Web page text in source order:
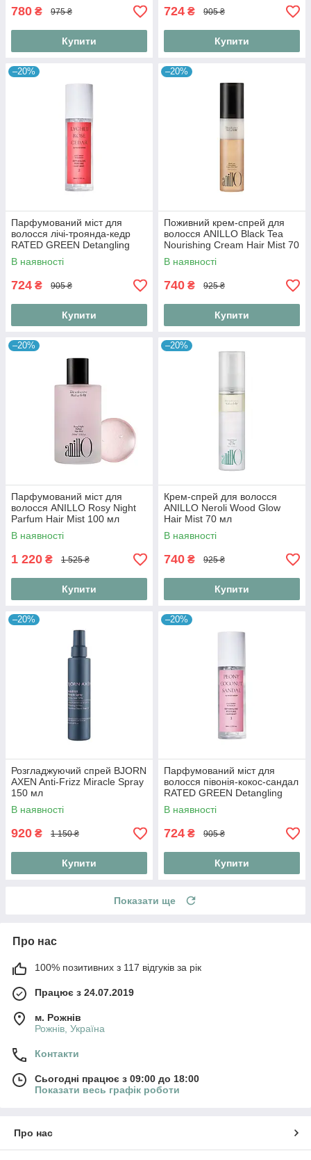
780 ₴ 975 ₴
Купити
724 ₴ 905 ₴
Купити
–20%
Парфумований міст для
волосся лічі-троянда-кедр
RATED GREEN Detangling
Perfume Hair Mist Lychee-
Rose-Cedar 80 мл
В наявності
724 ₴ 905 ₴
Купити
–20%
Поживний крем-спрей для
волосся ANILLO Black Tea
Nourishing Cream Hair Mist 70
мл
В наявності
740 ₴ 925 ₴
Купити
–20%
Парфумований міст для
волосся ANILLO Rosy Night
Parfum Hair Mist 100 мл
В наявності
1 220 ₴ 1 525 ₴
Купити
–20%
Крем-спрей для волосся
ANILLO Neroli Wood Glow
Hair Mist 70 мл
В наявності
740 ₴ 925 ₴
Купити
–20%
Розгладжуючий спрей BJORN
AXEN Anti-Frizz Miracle Spray
150 мл
В наявності
920 ₴ 1 150 ₴
Купити
–20%
Парфумований міст для
волосся півонія-кокос-сандал
RATED GREEN Detangling
Perfume Hair Mist Peony-
Coconut-Sandal 80 мл
В наявності
724 ₴ 905 ₴
Купити
Показати ще
Про нас
100% позитивних з 117 відгуків за рік
Працює з 24.07.2019
м. Рожнів
Рожнів, Україна
Контакти
Сьогодні працює з 09:00 до 18:00
Показати весь графік роботи
Про нас